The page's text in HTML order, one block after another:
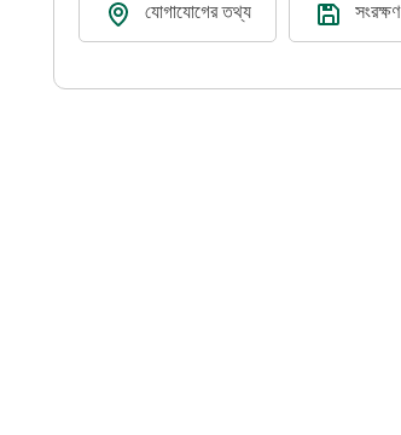
যোগাযোগের তথ্য সংরক্ষণ